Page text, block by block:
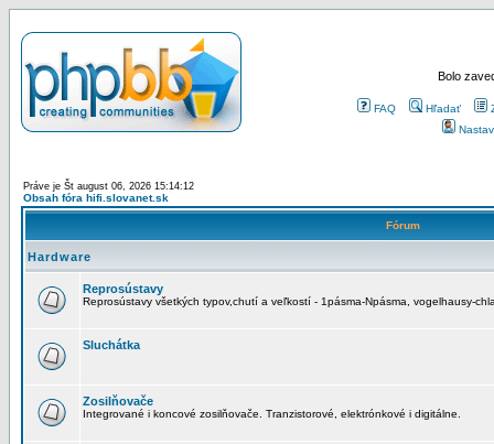
Bolo
FAQ Hľadať
Práve je Št august 06, 2026 15:14:12
Obsah fóra hifi.slovanet.sk
Fórum
Hardware
Reprosústavy
Reprosústavy všetkých typov,chutí a veľkostí - 1pásma-Npásma, vogelhausy-
Sluchátka
Zosilňovače
Integrované i koncové zosilňovače. Tranzistorové, elektrónkové i digitálne.